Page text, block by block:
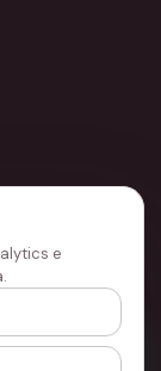
oficial
e